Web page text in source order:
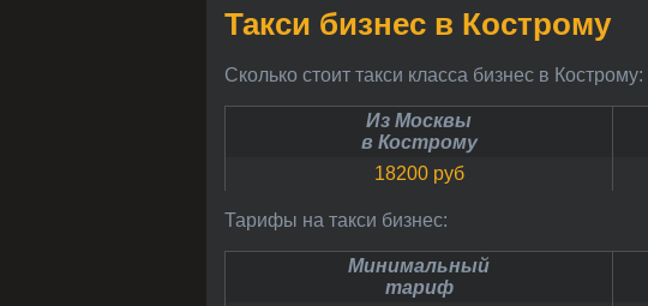
Такси бизнес в Кострому
Сколько стоит такси класса бизнес в Кострому:
Из Москвы
в Кострому
18200 руб
Тарифы на такси бизнес:
Минимальный
тариф